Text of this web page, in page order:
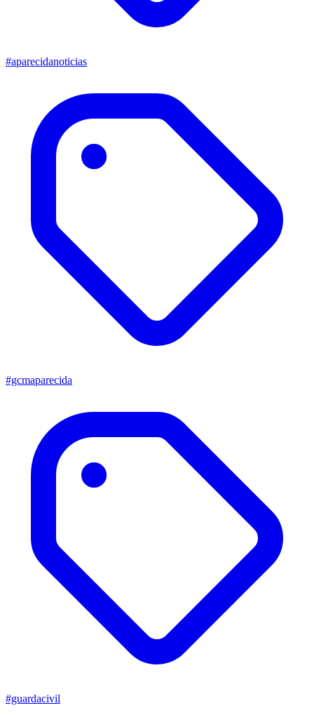
#aparecidanoticias
#gcmaparecida
#guardacivil